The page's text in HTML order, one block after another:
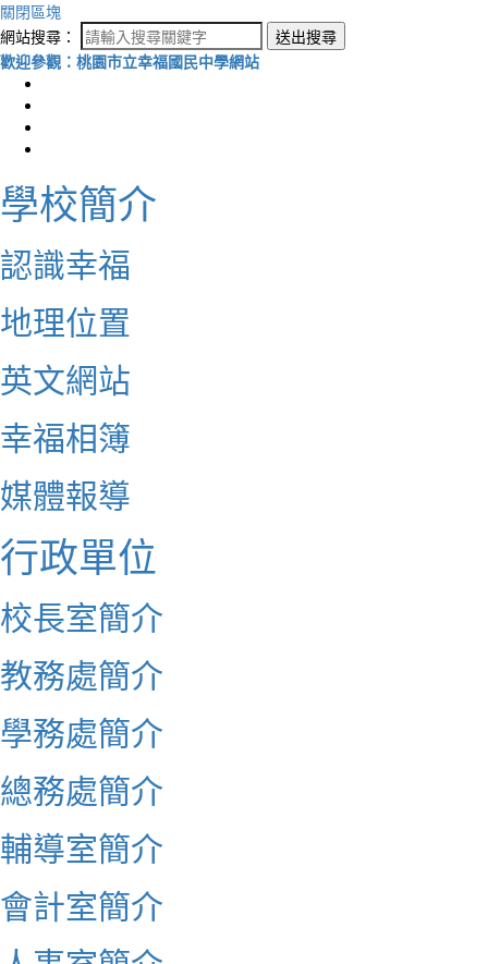
關閉區塊
網站搜尋：
送出搜尋
歡迎參觀：桃園市立幸福國民中學網站
學校簡介
認識幸福
地理位置
英文網站
幸福相簿
媒體報導
行政單位
校長室簡介
教務處簡介
學務處簡介
總務處簡介
輔導室簡介
會計室簡介